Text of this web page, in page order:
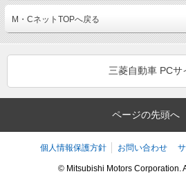
M・CネットTOPへ戻る
三菱自動車 PCサ
ページの先頭へ
個人情報保護方針 お問い合わせ
© Mitsubishi Motors Corporation.